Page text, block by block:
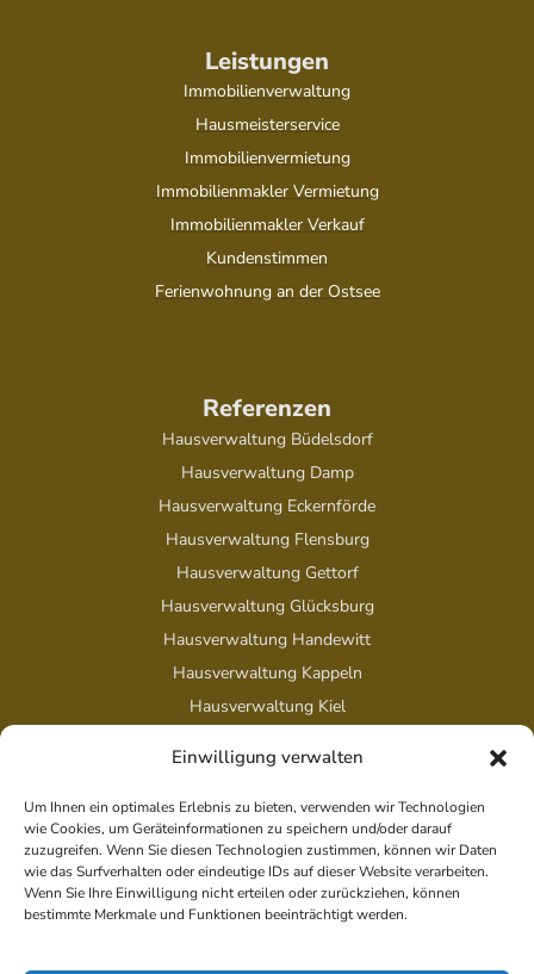
Einwilligung verwalten
Um Ihnen ein optimales Erlebnis zu bieten, verwenden wir Technologien
wie Cookies, um Geräteinformationen zu speichern und/oder darauf
zuzugreifen. Wenn Sie diesen Technologien zustimmen, können wir Daten
wie das Surfverhalten oder eindeutige IDs auf dieser Website verarbeiten.
Wenn Sie Ihre Einwilligung nicht erteilen oder zurückziehen, können
bestimmte Merkmale und Funktionen beeinträchtigt werden.
Leistungen
Immobilienverwaltung
Hausmeisterservice
Immobilienvermietung
Immobilienmakler Vermietung
Immobilienmakler Verkauf
Kundenstimmen
Ferienwohnung an der Ostsee
Referenzen
Hausverwaltung Büdelsdorf
Hausverwaltung Damp
Hausverwaltung Eckernförde
Hausverwaltung Flensburg
Hausverwaltung Gettorf
Hausverwaltung Glücksburg
Hausverwaltung Handewitt
Hausverwaltung Kappeln
Hausverwaltung Kiel
Rechtliches
Erklärung zur Barrierefreiheit
Datenschutzerklärung
Cookie-Richtlinie (EU)